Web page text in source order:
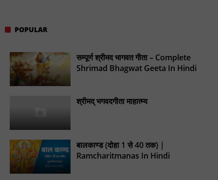
POPULAR
सम्पूर्ण श्रीमद भागवत गीता – Complete
Shrimad Bhagwat Geeta In Hindi
श्रीमद् भगवदगीता माहात्म्य
बालकाण्ड (दोहा 1 से 40 तक) |
Ramcharitmanas In Hindi